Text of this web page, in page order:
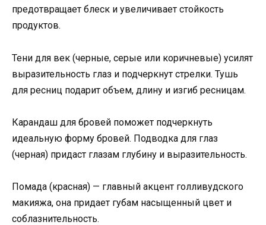
предотвращает блеск и увеличивает стойкость
продуктов.
Тени для век (черные, серые или коричневые) усилят
выразительность глаз и подчеркнут стрелки. Тушь
для ресниц подарит объем, длину и изгиб ресницам.
Карандаш для бровей поможет подчеркнуть
идеальную форму бровей. Подводка для глаз
(черная) придаст глазам глубину и выразительность.
Помада (красная) — главный акцент голливудского
макияжа, она придает губам насыщенный цвет и
соблазнительность.